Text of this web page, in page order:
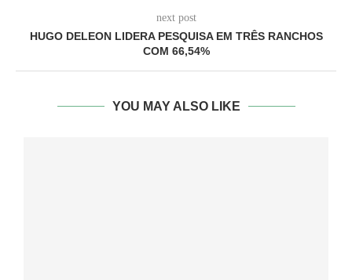
next post
HUGO DELEON LIDERA PESQUISA EM TRÊS RANCHOS
COM 66,54%
YOU MAY ALSO LIKE